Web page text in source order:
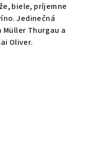
biele, príjemne
Jedinečná
Müller Thurgau a
Oliver.